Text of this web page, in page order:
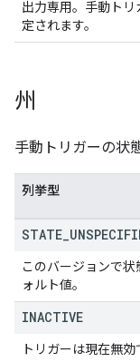
出力専用。手動ト
定されます。
州
手動トリガーの状態
列挙型
STATE
このバージョンで
ォルト値。
INACTIVE
トリガーは現在無